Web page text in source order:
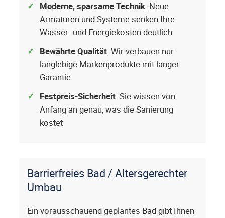
Moderne, sparsame Technik: Neue
Armaturen und Systeme senken Ihre
Wasser- und Energiekosten deutlich
Bewährte Qualität: Wir verbauen nur
langlebige Markenprodukte mit langer
Garantie
Festpreis-Sicherheit: Sie wissen von
Anfang an genau, was die Sanierung
kostet
Barrierfreies Bad / Altersgerechter
Umbau
Ein vorausschauend geplantes Bad gibt Ihnen